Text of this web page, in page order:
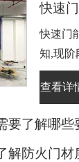
产品有手动
、电动伸缩门
铝合金工程
购新的设备,为
快速
快速门
知,现阶
工业生
服务而
一下快
题。
查看详
要了解哪些